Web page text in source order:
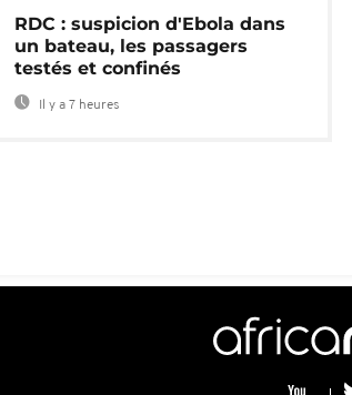
RDC : suspicion d'Ebola dans
un bateau, les passagers
testés et confinés
Il y a 7 heures